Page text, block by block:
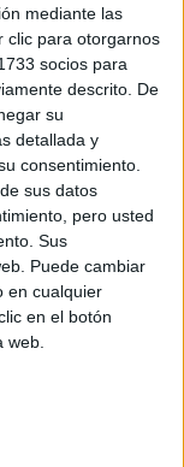
mediante las
clic para otorgarnos
socios para
descrito. De
su
detallada y
consentimiento.
sus datos
pero usted
Sus
Puede cambiar
en cualquier
en el botón
web.
o FP?
Uso
*